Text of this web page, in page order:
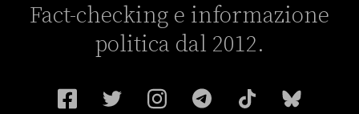
Fact-checking e informazione
politica dal 2012.